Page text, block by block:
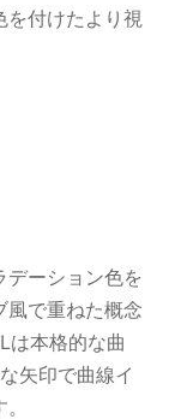
を付けたより視
デーション色を
風で重ねた概念
は本格的な曲
矢印で曲線イ